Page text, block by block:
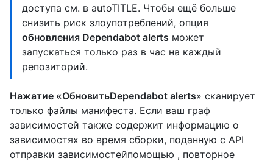
доступа см. в autoTITLE. Чтобы ещё больше
снизить риск злоупотреблений, опция
обновления Dependabot alerts может
запускаться только раз в час на каждый
репозиторий.
Нажатие «ОбновитьDependabot alerts» сканирует
только файлы манифеста. Если ваш граф
зависимостей также содержит информацию о
зависимостях во время сборки, поданную с API
отправки зависимостейпомощью , повторное